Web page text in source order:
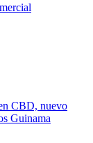
CBD, nuevo
Guinama